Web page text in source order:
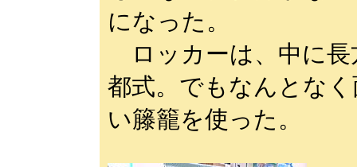
になった。
ロッカーは、中に長
都式。でもなんとな
い籐籠を使った。